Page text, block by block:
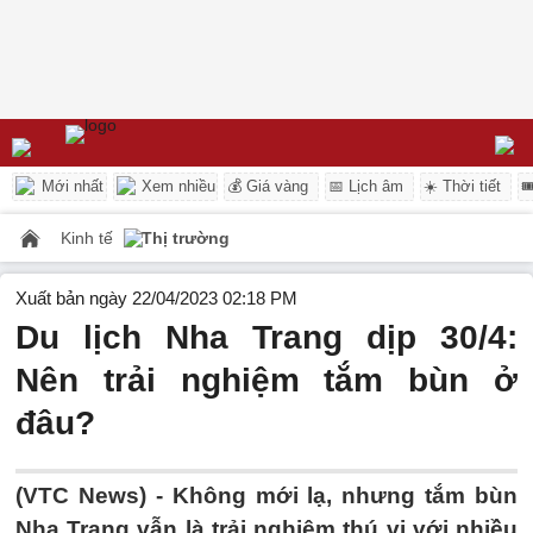
Mới nhất Xem nhiều 💰 Giá vàng 📅 Lịch âm ☀️ Thời tiết
Kinh tế Thị trường
Xuất bản ngày 22/04/2023 02:18 PM
Du lịch Nha Trang dịp 30/4:
Nên trải nghiệm tắm bùn ở
đâu?
(VTC News) - Không mới lạ, nhưng tắm bùn